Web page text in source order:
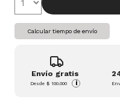
Calcular tiempo de envío
Envío gratis
Desde$ 100.000 i